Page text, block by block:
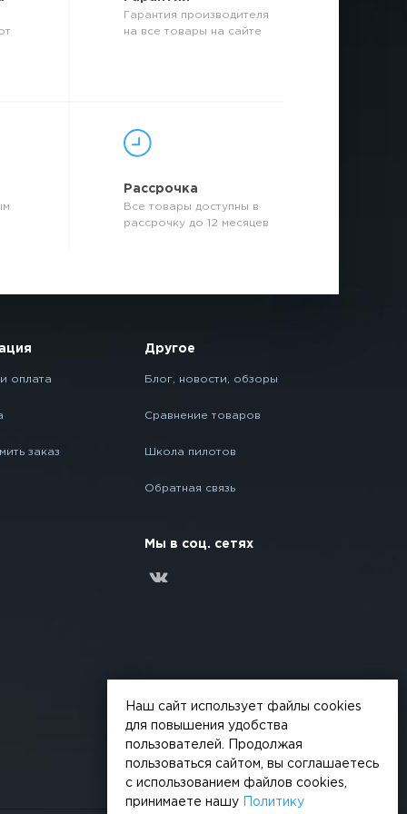
Гарантия производителя
на все товары на сайте
Рассрочка
Все товары доступны в
рассрочку до 12 месяцев
оплата
заказ
Другое
Блог, новости, обзоры
Сравнение товаров
Школа пилотов
Обратная связь
Мы в соц. сетях
Наш сайт использует файлы cookies
для повышения удобства
пользователей. Продолжая
пользоваться сайтом, вы соглашаетесь
с использованием файлов cookies,
принимаете нашу
Политику